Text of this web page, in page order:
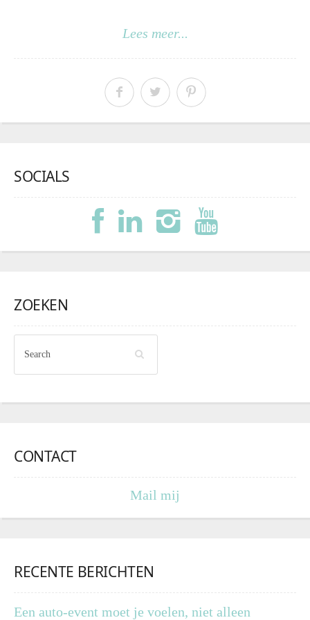
Lees meer...
SOCIALS
ZOEKEN
CONTACT
Mail mij
RECENTE BERICHTEN
Een auto-event moet je voelen, niet alleen